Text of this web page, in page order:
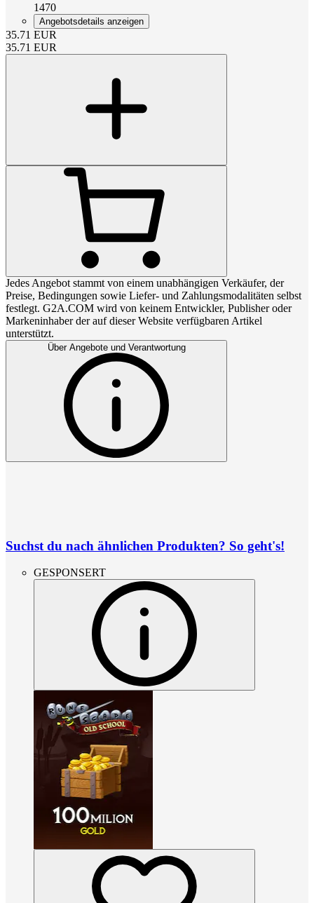
1470
Angebotsdetails anzeigen
35.71 EUR
35.71 EUR
Jedes Angebot stammt von einem unabhängigen Verkäufer, der
Preise, Bedingungen sowie Liefer- und Zahlungsmodalitäten selbst
festlegt. G2A.COM wird von keinem Entwickler, Publisher oder
Markeninhaber der auf dieser Website verfügbaren Artikel
unterstützt.
Über Angebote und Verantwortung
Suchst du nach ähnlichen Produkten? So geht's!
GESPONSERT